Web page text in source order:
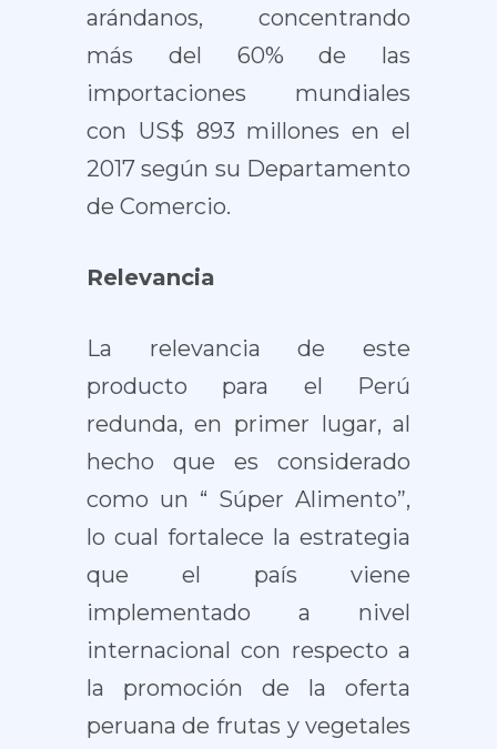
arándanos, concentrando
más del 60% de las
importaciones mundiales
con US$ 893 millones en el
2017 según su Departamento
de Comercio.
Relevancia
La relevancia de este
producto para el Perú
redunda, en primer lugar, al
hecho que es considerado
como un “ Súper Alimento”,
lo cual fortalece la estrategia
que el país viene
implementado a nivel
internacional con respecto a
la promoción de la oferta
peruana de frutas y vegetales